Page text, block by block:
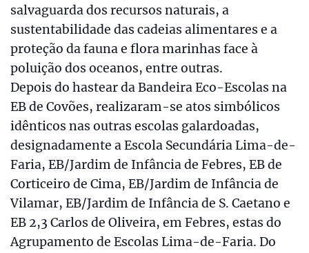
salvaguarda dos recursos naturais, a
sustentabilidade das cadeias alimentares e a
proteção da fauna e flora marinhas face à
poluição dos oceanos, entre outras.
Depois do hastear da Bandeira Eco-Escolas na
EB de Covões, realizaram-se atos simbólicos
idênticos nas outras escolas galardoadas,
designadamente a Escola Secundária Lima-de-
Faria, EB/Jardim de Infância de Febres, EB de
Corticeiro de Cima, EB/Jardim de Infância de
Vilamar, EB/Jardim de Infância de S. Caetano e
EB 2,3 Carlos de Oliveira, em Febres, estas do
Agrupamento de Escolas Lima-de-Faria. Do